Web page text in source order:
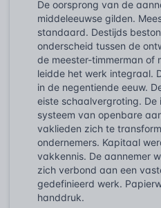
De oorsprong van de
middeleeuwse gilden.
standaard. Destijds
onderscheid tussen de
de meester-timmerman of
leidde het werk integraal.
in de negentiende eeuw.
eiste schaalvergroting.
systeem van openbare
vaklieden zich te
ondernemers. Kapitaal
vakkennis. De aannemer
zich verbond aan een
gedefinieerd werk.
handdruk.